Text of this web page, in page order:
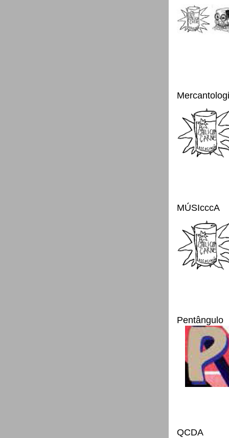
MÚSIcccA
Pentângulo
QCDA